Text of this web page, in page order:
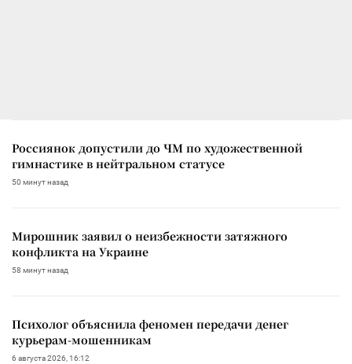
Россиянок допустили до ЧМ по художественной
гимнастике в нейтральном статусе
50 минут назад
Мирошник заявил о неизбежности затяжного
конфликта на Украине
58 минут назад
Психолог объяснила феномен передачи денег
курьерам-мошенникам
6 августа 2026, 16:12